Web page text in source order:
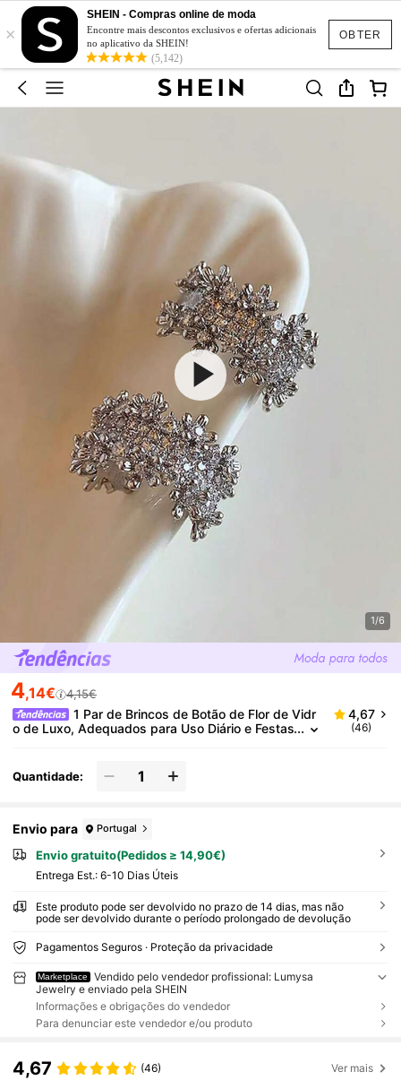
OBTER
×
SHEIN - Compras online de moda
Encontre mais descontos exclusivos e ofertas adicionais
no aplicativo da SHEIN!
(5,142)
1/6
4,14€ 4,15€
1 Par de Brincos de Botão de Flor de Vidr
o de Luxo, Adequados para Uso Diário e Festas
4,67
(46)
Quantidade:
Envio para Portugal
Envio gratuito(Pedidos ≥ 14,90€)
Entrega Est.: 6-10 Dias Úteis
Este produto pode ser devolvido no prazo de 14 dias, mas não
pode ser devolvido durante o período prolongado de devolução
Pagamentos Seguros · Proteção da privacidade
Marketplace
Vendido pelo vendedor profissional: Lumysa
Jewelry e enviado pela SHEIN
Informações e obrigações do vendedor
Para denunciar este vendedor e/ou produto
4,67 (46) Ver mais